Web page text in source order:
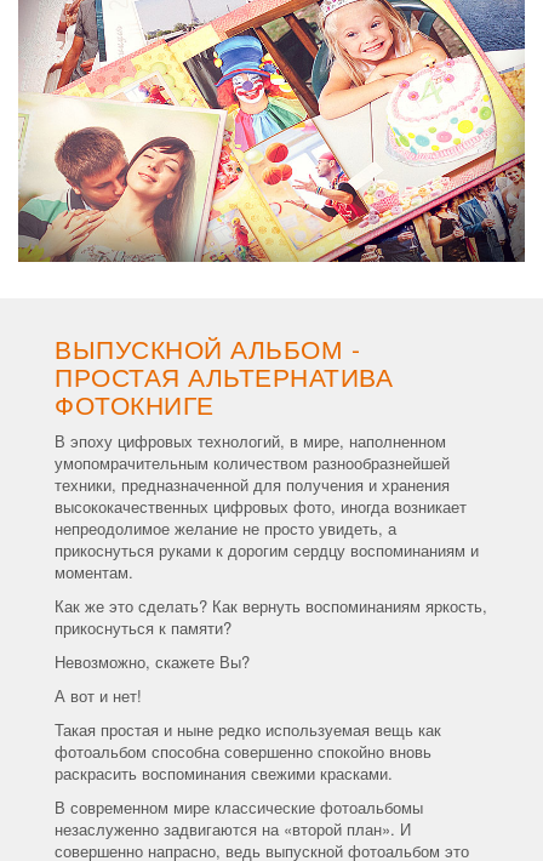
ВЫПУСКНОЙ АЛЬБОМ -
ПРОСТАЯ АЛЬТЕРНАТИВА
ФОТОКНИГЕ
В эпоху цифровых технологий, в мире, наполненном
умопомрачительным количеством разнообразнейшей
техники, предназначенной для получения и хранения
высококачественных цифровых фото, иногда возникает
непреодолимое желание не просто увидеть, а
прикоснуться руками к дорогим сердцу воспоминаниям и
моментам.
Как же это сделать? Как вернуть воспоминаниям яркость,
прикоснуться к памяти?
Невозможно, скажете Вы?
А вот и нет!
Такая простая и ныне редко используемая вещь как
фотоальбом способна совершенно спокойно вновь
раскрасить воспоминания свежими красками.
В современном мире классические фотоальбомы
незаслуженно задвигаются на «второй план». И
совершенно напрасно, ведь выпускной фотоальбом это